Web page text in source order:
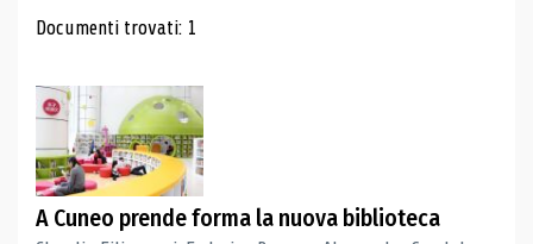
Risultati di ricerca
Documenti trovati: 1
A Cuneo prende forma la nuova biblioteca